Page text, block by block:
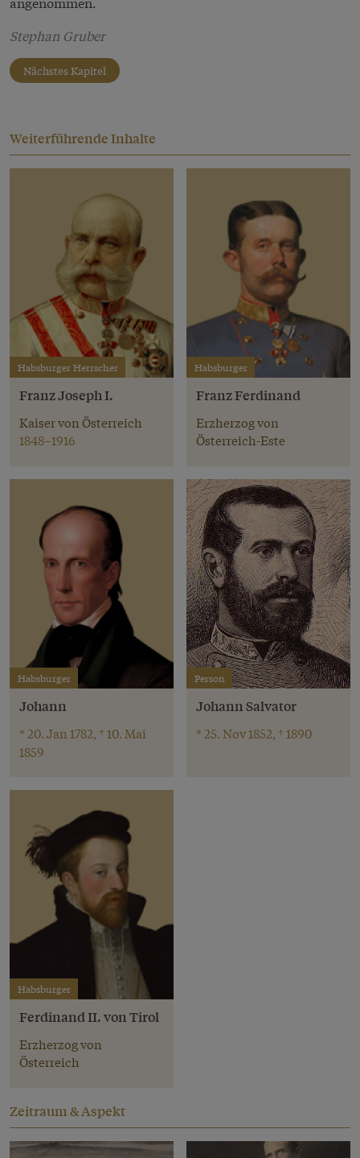
Stephan Gruber
Nächstes Kapitel
Weiterführende Inhalte
Habsburger Herrscher
Franz Joseph I.
Kaiser von Österreich
1848–1916
Habsburger
Franz Ferdinand
Erzherzog von
Österreich-Este
Habsburger
Johann
* 20. Jan 1782, † 10. Mai
1859
Person
Johann Salvator
* 25. Nov 1852, † 1890
Habsburger
Ferdinand II. von Tirol
Erzherzog von
Österreich
Zeitraum & Aspekt